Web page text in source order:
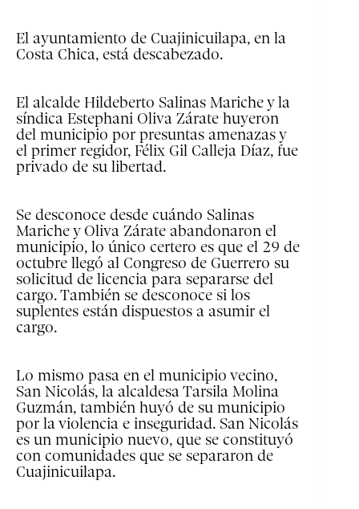
El ayuntamiento de Cuajinicuilapa, en la
Costa Chica, está descabezado.
El alcalde Hildeberto Salinas Mariche y la
síndica Estephani Oliva Zárate huyeron
del municipio por presuntas amenazas y
el primer regidor, Félix Gil Calleja Díaz, fue
privado de su libertad.
Se desconoce desde cuándo Salinas
Mariche y Oliva Zárate abandonaron el
municipio, lo único certero es que el 29 de
octubre llegó al Congreso de Guerrero su
solicitud de licencia para separarse del
cargo. También se desconoce si los
suplentes están dispuestos a asumir el
cargo.
Lo mismo pasa en el municipio vecino,
San Nicolás, la alcaldesa Tarsila Molina
Guzmán, también huyó de su municipio
por la violencia e inseguridad. San Nicolás
es un municipio nuevo, que se constituyó
con comunidades que se separaron de
Cuajinicuilapa.